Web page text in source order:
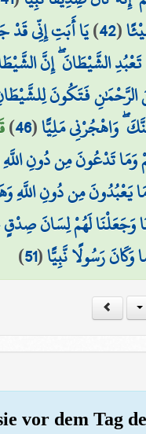
(
42
)يَا أَبَتِ إِنِّي قَدْ
تَعْبُدِ الشَّيْطَانَ ۖ إِنَّ
فَتَكُونَ
وَاهْجُرْنِي مَلِيًّا(
46
)
تَدْعُونَ مِن دُونِ
يَعْبُدُونَ مِن دُونِ اللَّهِ
وَجَعَلْنَا لَهُمْ لِسَانَ
رَسُولًا نَّبِيًّا(
51
)
vor dem Tag